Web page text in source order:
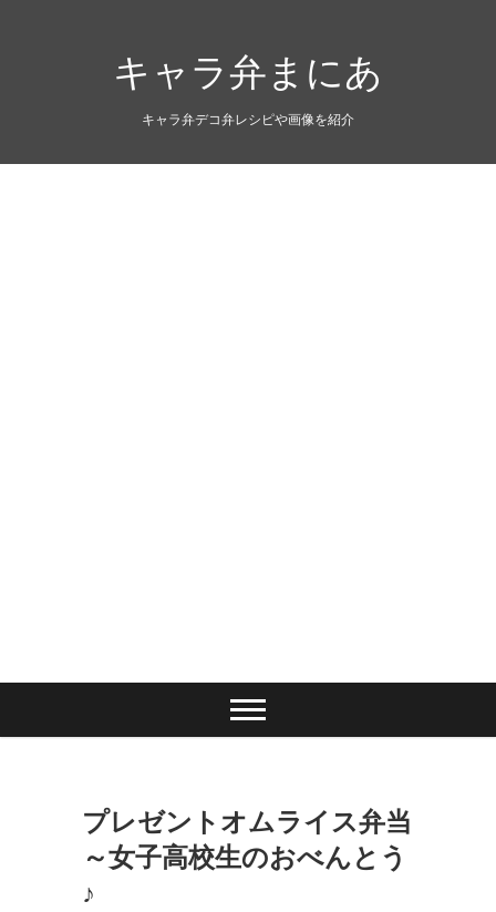
キャラ弁まにあ
キャラ弁デコ弁レシピや画像を紹介
プレゼントオムライス弁当
～女子高校生のおべんとう
♪